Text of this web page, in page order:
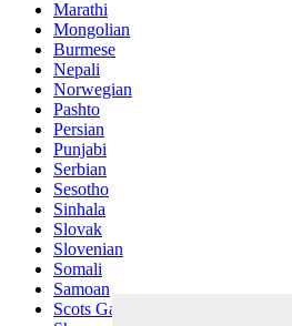
Marathi
Mongolian
Burmese
Nepali
Norwegian
Pashto
Persian
Punjabi
Serbian
Sesotho
Sinhala
Slovak
Slovenian
Somali
Samoan
Scots Gaelic